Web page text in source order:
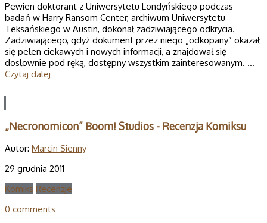
Pewien doktorant z Uniwersytetu Londyńskiego podczas
badań w Harry Ransom Center, archiwum Uniwersytetu
Teksańskiego w Austin, dokonał zadziwiającego odkrycia.
Zadziwiającego, gdyż dokument przez niego „odkopany” okazał
się pełen ciekawych i nowych informacji, a znajdował się
dosłownie pod ręką, dostępny wszystkim zainteresowanym. …
Czytaj dalej
„Necronomicon” Boom! Studios - Recenzja Komiksu
Autor: Marcin Sienny
29 grudnia 2011
Komiks Recenzje
0 comments